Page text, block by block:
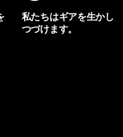
私たちはギアを生かし
つづけます。